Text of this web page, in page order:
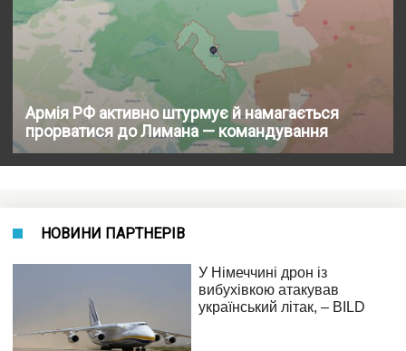
Армія РФ активно штурмує й намагається
прорватися до Лимана — командування
НОВИНИ ПАРТНЕРІВ